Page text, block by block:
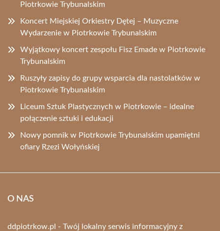
Piotrkowie Trybunalskim
Koncert Miejskiej Orkiestry Dętej – Muzyczne
Wydarzenie w Piotrkowie Trybunalskim
Wyjątkowy koncert zespołu Fisz Emade w Piotrkowie
Trybunalskim
Ruszyły zapisy do grupy wsparcia dla nastolatków w
Piotrkowie Trybunalskim
Liceum Sztuk Plastycznych w Piotrkowie – idealne
połączenie sztuki i edukacji
Nowy pomnik w Piotrkowie Trybunalskim upamiętni
ofiary Rzezi Wołyńskiej
O NAS
ddpiotrkow.pl - Twój lokalny serwis informacyjny z